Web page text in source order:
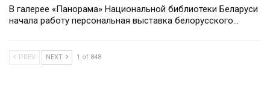
В галерее «Панорама» Национальной библиотеки Беларуси
начала работу персональная выставка белорусского…
PREV NEXT 1 of 848